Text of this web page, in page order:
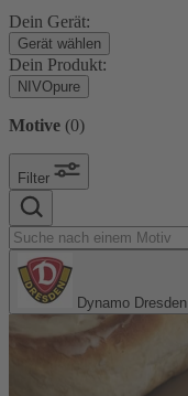
Dein Gerät:
Gerät wählen
Dein Produkt:
NIVOpure
Motive (0)
Filter
Dynamo Dresden